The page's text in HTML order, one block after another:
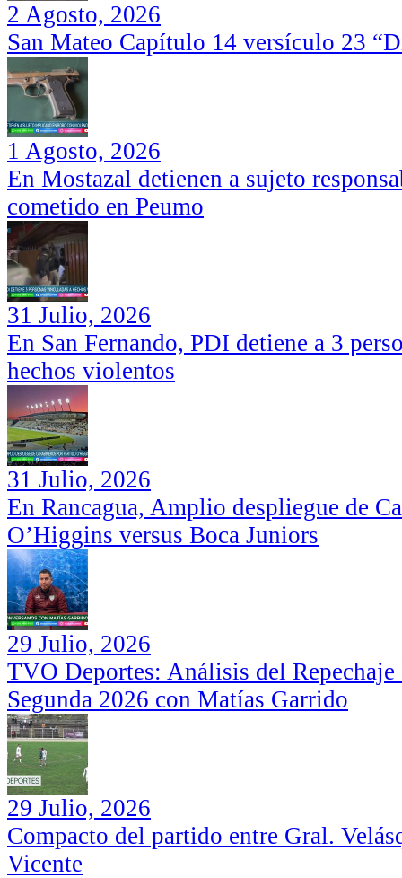
2 Agosto, 2026
San Mateo Capítulo 14 versículo 23
1 Agosto, 2026
En Mostazal detienen a sujeto
cometido en Peumo
31 Julio, 2026
En San Fernando, PDI detiene a 3
hechos violentos
31 Julio, 2026
En Rancagua, Amplio despliegue de
O’Higgins versus Boca Juniors
29 Julio, 2026
TVO Deportes: Análisis del
Segunda 2026 con Matías Garrido
29 Julio, 2026
Compacto del partido entre Gral.
Vicente